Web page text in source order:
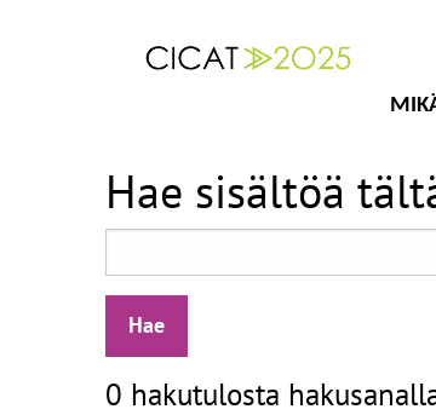
Hae sisältöä
0 hakutulosta